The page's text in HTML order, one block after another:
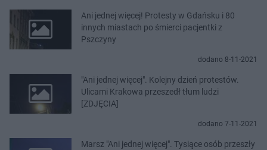
Ani jednej więcej! Protesty w Gdańsku i 80
innych miastach po śmierci pacjentki z
Pszczyny
dodano 8-11-2021
"Ani jednej więcej". Kolejny dzień protestów.
Ulicami Krakowa przeszedł tłum ludzi
[ZDJĘCIA]
dodano 7-11-2021
Marsz "Ani jednej więcej". Tysiące osób przeszły